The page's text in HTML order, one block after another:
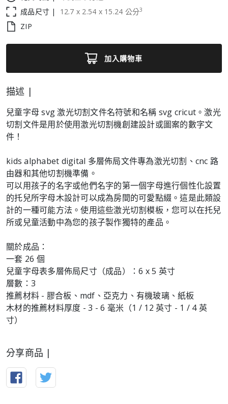
成品尺寸 |
12.7 x 2.54 x 15.24 公分3
ZIP
加入購物車
描述 |
兒童字母 svg 激光切割文件名符號和名稱 svg cricut。激光
切割文件是用於使用激光切割機創建設計或圖案的數字文
件！
kids alphabet digital 多層佈局文件專為激光切割、cnc 路
由器和其他切割機準備。
可以用孩子的名字或他們名字的第一個字母進行個性化設置
的托兒所字母木設計可以成為房間的可愛點綴。這是此類設
計的一種可能方法。使用這些激光切割模板，您可以在托兒
所或兒童活動中為您的孩子製作獨特的產品。
關於成品：
一套 26 個
兒童字母表多層佈局尺寸（成品）：6 x 5 英寸
層數：3
推薦材料 - 膠合板、mdf、亞克力、有機玻璃、紙板
木材的推薦材料厚度 - 3 - 6 毫米（1 / 12 英寸 - 1 / 4 英
寸）
分享商品 |